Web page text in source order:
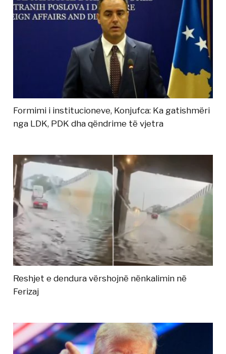
Formimi i institucioneve, Konjufca: Ka gatishmëri
nga LDK, PDK dha qëndrime të vjetra
Reshjet e dendura vërshojnë nënkalimin në
Ferizaj